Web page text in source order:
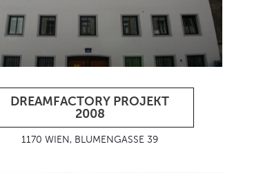
DREAMFACTORY PROJEKT
2008
1170 WIEN, BLUMENGASSE 39